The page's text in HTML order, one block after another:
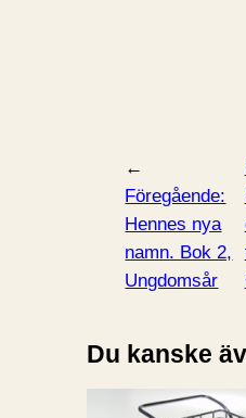
←
Föregående:
Hennes nya
namn. Bok 2,
Ungdomsår
Du kanske